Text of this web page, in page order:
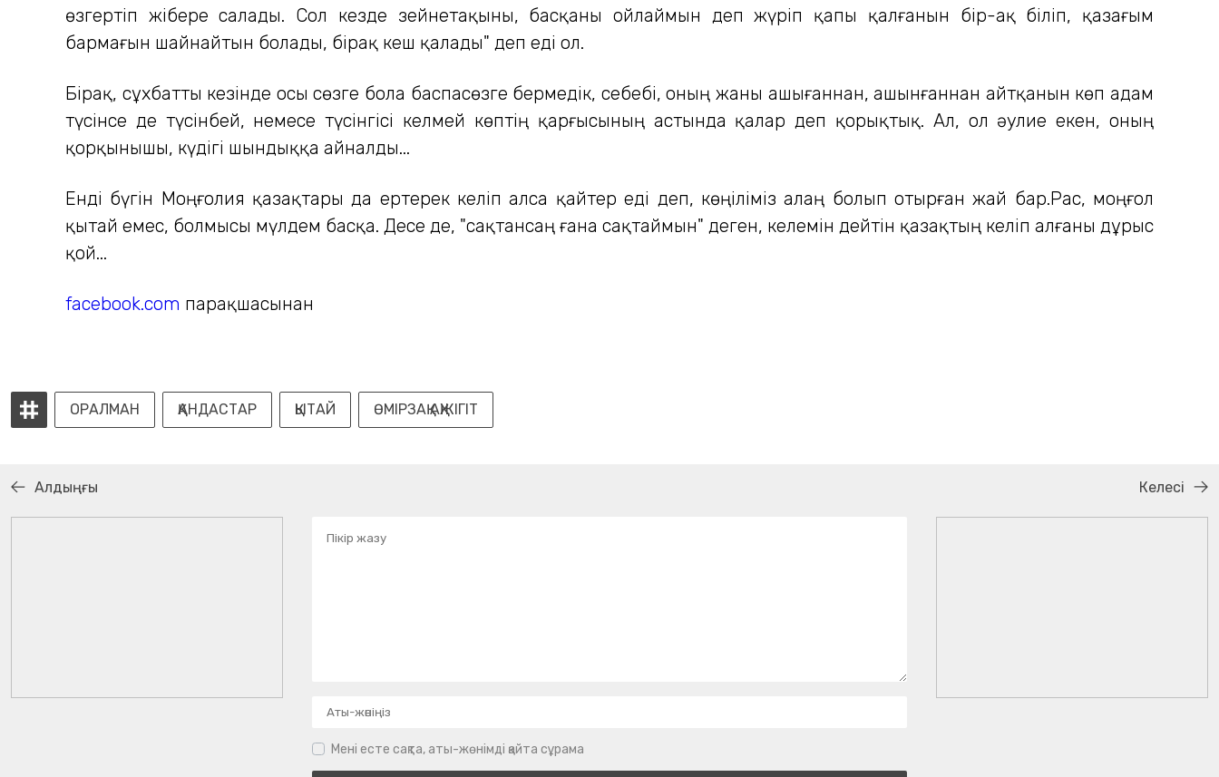
өзгертіп жібере салады. Сол кезде зейнетақыны, басқаны ойлаймын деп жүріп қапы қалғанын бір-ақ біліп, қазағым
бармағын шайнайтын болады, бірақ кеш қалады" деп еді ол.
Бірақ, сұхбатты кезінде осы сөзге бола баспасөзге бермедік, себебі, оның жаны ашығаннан, ашынғаннан айтқанын көп адам
түсінсе де түсінбей, немесе түсінгісі келмей көптің қарғысының астында қалар деп қорықтық. Ал, ол әулие екен, оның
қорқынышы, күдігі шындыққа айналды...
Енді бүгін Моңғолия қазақтары да ертерек келіп алса қайтер еді деп, көңіліміз алаң болып отырған жай бар.Рас, моңғол
қытай емес, болмысы мүлдем басқа. Десе де, "сақтансаң ғана сақтаймын" деген, келемін дейтін қазақтың келіп алғаны дұрыс
қой...
facebook.com парақшасынан
ОРАЛМАН ҚАНДАСТАР ҚЫТАЙ ӨМІРЗАҚ АҚЖІГІТ
Алдыңғы Келесі
Мені есте сақта, аты-жөнімді қайта сұрама